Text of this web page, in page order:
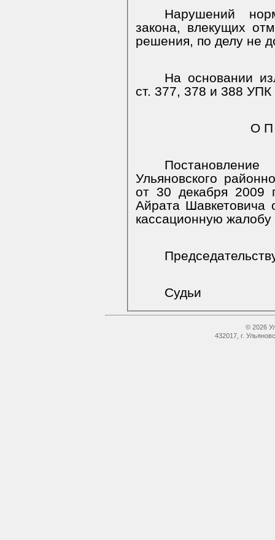
Нарушений
закона, влекущих
решения, по делу не
На основании
ст. 377, 378 и 388
О П
Ульяновского
от 30 декабря 2009
Айрата Шавкетовича
кассационную жалобу
Судьи
© 2026
432017, г.